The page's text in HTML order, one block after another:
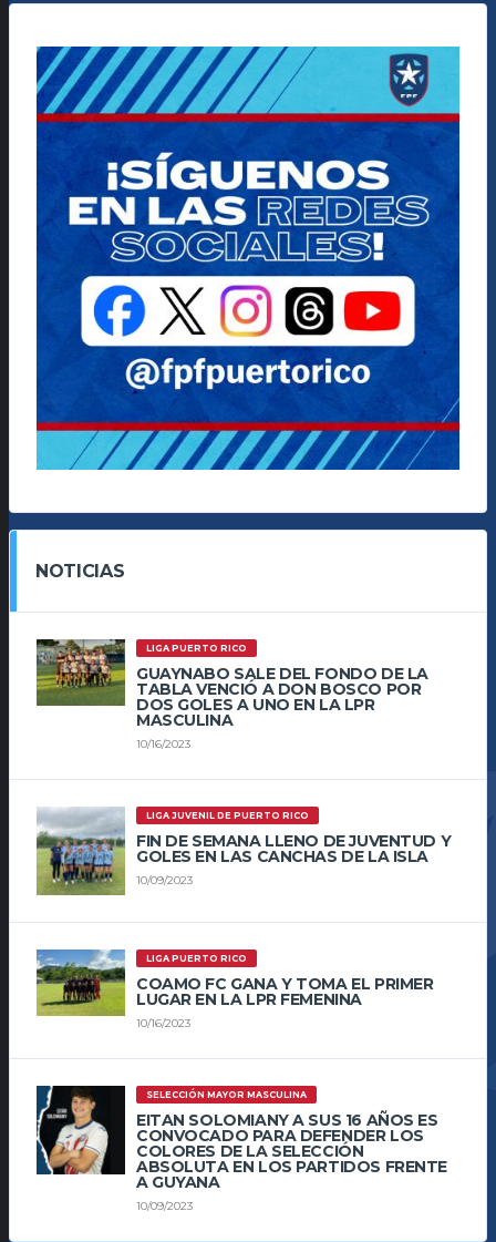
NOTICIAS
LIGA PUERTO RICO
GUAYNABO SALE DEL FONDO DE LA
TABLA VENCIÓ A DON BOSCO POR
DOS GOLES A UNO EN LA LPR
MASCULINA
10/16/2023
LIGA JUVENIL DE PUERTO RICO
FIN DE SEMANA LLENO DE JUVENTUD Y
GOLES EN LAS CANCHAS DE LA ISLA
10/09/2023
LIGA PUERTO RICO
COAMO FC GANA Y TOMA EL PRIMER
LUGAR EN LA LPR FEMENINA
10/16/2023
SELECCIÓN MAYOR MASCULINA
EITAN SOLOMIANY A SUS 16 AÑOS ES
CONVOCADO PARA DEFENDER LOS
COLORES DE LA SELECCIÓN
ABSOLUTA EN LOS PARTIDOS FRENTE
A GUYANA
10/09/2023